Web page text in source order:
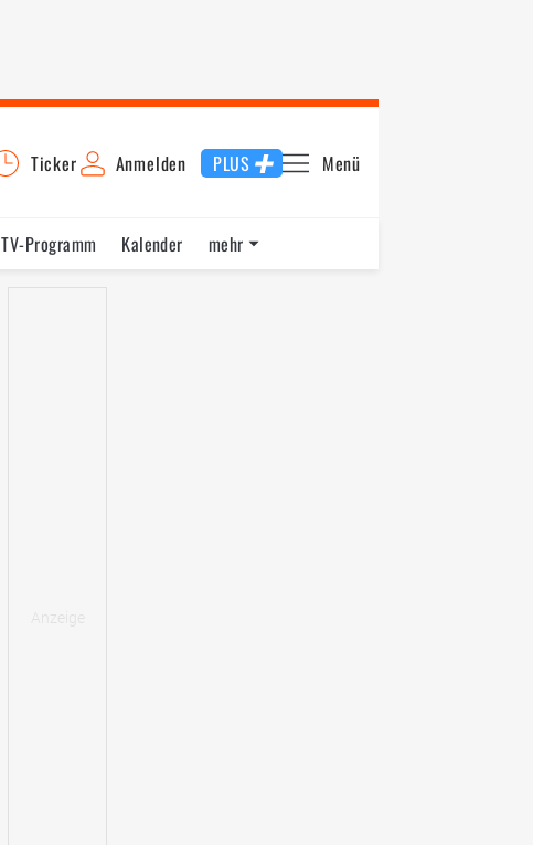
Ticker Anmelden PLUS Menü
TV-Programm
Kalender
mehr